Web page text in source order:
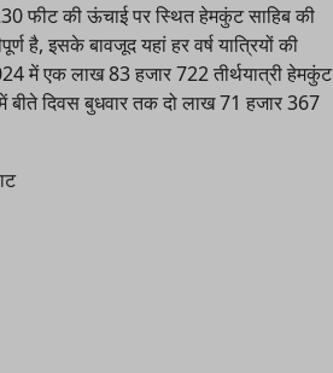
फीट की ऊंचाई पर स्थित हेमकुंट साहिब की
है, इसके बावजूद यहां हर वर्ष यात्रियों की
में एक लाख 83 हजार 722 तीर्थयात्री हेमकुंट
दिवस बुधवार तक दो लाख 71 हजार 367